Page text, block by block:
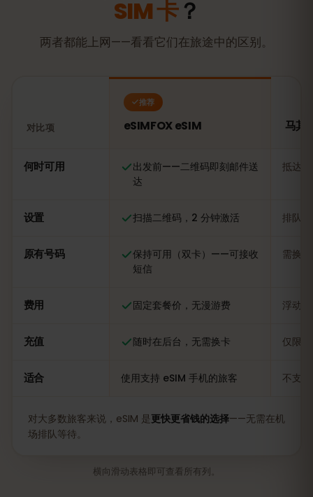
SIM 卡？
两者都能上网——看看它们在旅途中的区别。
对比项
推荐
eSIMFOX eSIM 马其
何时可用
出发前——二维码即刻邮件送
达
抵达
设置 扫描二维码，2 分钟激活 排队
原有号码
保持可用（双卡）——可接收
短信
需换
费用 固定套餐价，无漫游费 浮动
充值 随时在后台，无需换卡 仅限
适合 使用支持 eSIM 手机的旅客 不支
对大多数旅客来说，eSIM 是更快更省钱的选择——无需在机
场排队等待。
横向滑动表格即可查看所有列。